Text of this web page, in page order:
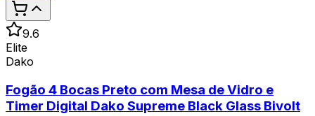
9.6
Elite
Dako
Fogão 4 Bocas Preto com Mesa de Vidro e
Timer Digital Dako Supreme Black Glass Bivolt